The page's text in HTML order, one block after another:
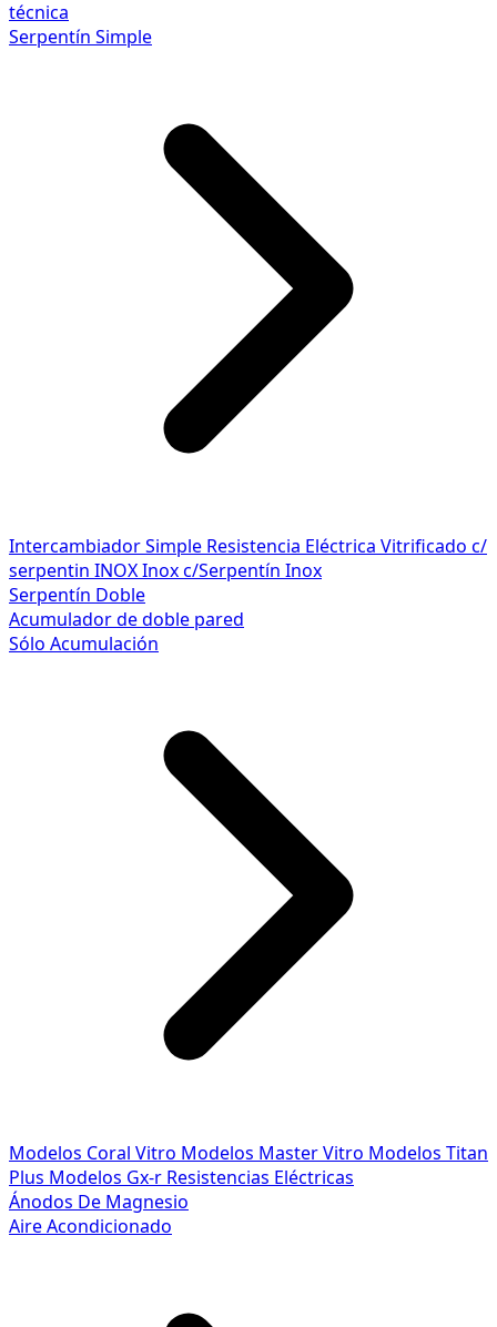
técnica
Serpentín Simple
Intercambiador Simple Resistencia Eléctrica Vitrificado c/
serpentin INOXInox c/Serpentín Inox
Serpentín Doble
Acumulador de doble pared
Sólo Acumulación
Modelos Coral Vitro Modelos Master Vitro Modelos Titan
Plus Modelos Gx-r Resistencias Eléctricas
Ánodos De Magnesio
Aire Acondicionado